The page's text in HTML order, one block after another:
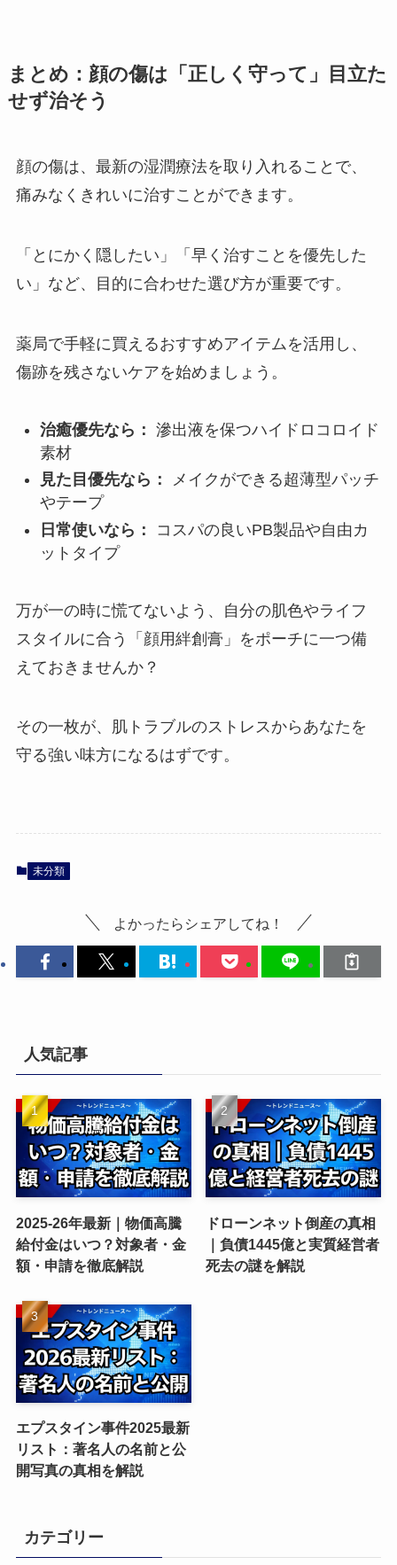
まとめ：顔の傷は「正しく守って」目立た
せず治そう
顔の傷は、最新の湿潤療法を取り入れることで、
痛みなくきれいに治すことができます。
「とにかく隠したい」「早く治すことを優先した
い」など、目的に合わせた選び方が重要です。
薬局で手軽に買えるおすすめアイテムを活用し、
傷跡を残さないケアを始めましょう。
治癒優先なら： 滲出液を保つハイドロコロイド
素材
見た目優先なら：
メイクができる超薄型パッチ
やテープ
日常使いなら：
コスパの良いPB製品や自由カ
ットタイプ
万が一の時に慌てないよう、自分の肌色やライフ
スタイルに合う「顔用絆創膏」をポーチに一つ備
えておきませんか？
その一枚が、肌トラブルのストレスからあなたを
守る強い味方になるはずです。
未分類
よかったらシェアしてね！
人気記事
2025-26年最新｜物価高騰
給付金はいつ？対象者・金
額・申請を徹底解説
ドローンネット倒産の真相
｜負債1445億と実質経営者
死去の謎を解説
エプスタイン事件2025最新
リスト：著名人の名前と公
開写真の真相を解説
カテゴリー